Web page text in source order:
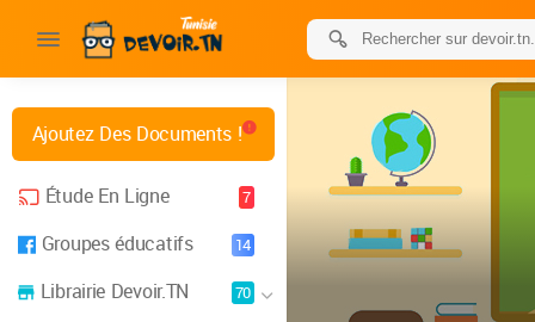
Ajoutez Des Documents !
Étude En Ligne
7
Groupes éducatifs 14
Librairie Devoir.TN 70